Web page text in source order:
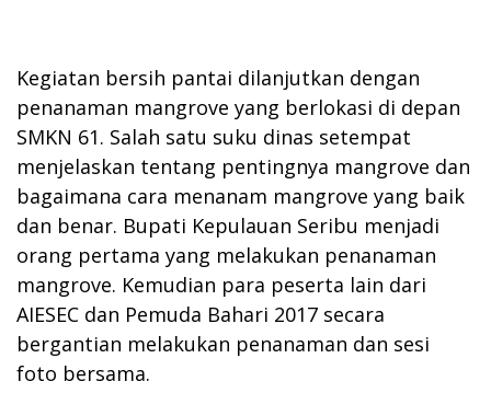
Kegiatan bersih pantai dilanjutkan dengan
penanaman mangrove yang berlokasi di depan
SMKN 61. Salah satu suku dinas setempat
menjelaskan tentang pentingnya mangrove dan
bagaimana cara menanam mangrove yang baik
dan benar. Bupati Kepulauan Seribu menjadi
orang pertama yang melakukan penanaman
mangrove. Kemudian para peserta lain dari
AIESEC dan Pemuda Bahari 2017 secara
bergantian melakukan penanaman dan sesi
foto bersama.